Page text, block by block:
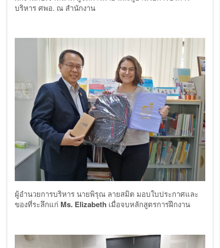
บริหาร ศพอ. ณ สำนักงาน
ผู้อำนวยการบริหาร นายพิรุณ ลายสมิต มอบใบประกาศและ
ของที่ระลึกแก่ Ms. Elizabeth เมื่อจบหลักสูตรการฝึกงาน